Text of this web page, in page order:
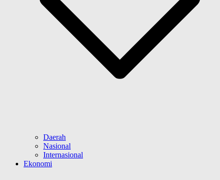
Daerah
Nasional
Internasional
Ekonomi